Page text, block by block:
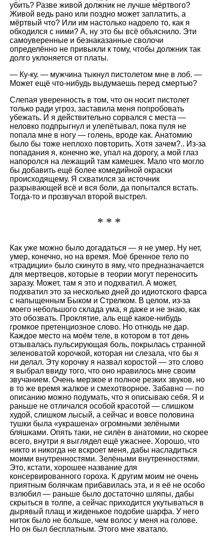
убить? Разве живой должник не лучше мёртвого?
Живой ведь рано или поздно может заплатить, а
мёртвый что? Или им настолько надоело то, как я
обходился с ними? А, ну это бы всё объяснило. Эти
самоуверенные и безнаказанные сволочи
определённо не привыкли к тому, чтобы должник так
долго уклоняется от платы.
— Ку-ку. — мужчина тыкнул пистолетом мне в лоб. —
Может ещё что-нибудь выдумаешь перед смертью?
Слепая уверенность в том, что он носит пистолет
только ради угроз, заставила меня попробовать
убежать. И я действительно сорвался с места —
неловко подпрыгнул и улепётывал, пока пуля не
попала мне в ногу — голень, вроде как. Анатомию
было бы тоже неплохо повторить. Хотя зачем?.. Из-за
попадания я, конечно же, упал на дорогу, а мой глаз
напоролся на лежащий там камешек. Мало что могло
бы добавить ещё более комедийной окраски
происходящему. Я схватился за источник
разрывающей всё и вся боли, да попытался встать.
Тогда-то и прозвучал второй выстрел.
* * *
Как уже можно было догадаться — я не умер. Ну нет,
умер, конечно, но на время. Моё бренное тело по
«традиции» было скинуто в яму, что предназначается
для мертвецов, которые в теории могут переносить
заразу. Может, там я это и подхватил. А может,
подхватил это за несколько дней до идиотского фарса
с напыщенным Быком и Стрелком. В целом, из-за
моего небольшого склада ума, я даже и не знаю, как
это обозвать. Проклятие, аль ещё какое-нибудь
громкое претенциозное слово. Но отнюдь не дар.
Каждое место на моём теле, в котором в тот день
отзывалась пульсирующая боль, покрылась странной
зеленоватой корочкой, которая ни слезала, что бы я
ни делал. Эту корочку я назвал коростой — это слово
я выбрал ввиду того, что оно нравилось мне своим
звучанием. Очень мерзкое и полное резких звуков, но
в то же время жалкое и смехотворное. Забавно — по
описанию можно подумать, что я описываю себя. Я и
раньше не отличался особой красотой — слишком
худой, слишком лысый, а сейчас и вовсе половина
тушки была «украшена» огромными зелёными
бляшками. Опять таки, не силён в анатомии, но скорее
всего, внутри я выглядел ещё ужаснее. Хорошо, что
никто и никогда не вскроет меня, дабы насладиться
моими внутренностями. Зелёными внутренностями.
Это, кстати, хорошее название для
консервированного гороха. К другим моим не очень
приятным болячкам прибавилась эта, и я её не особо
взлюбил — раньше было достаточно шляпы, дабы
скрыться в толпе, а сейчас приходится укутываться в
дырявый плащ и жиденькое подобие шарфа. У него
ниток было не больше, чем волос у меня на голове.
Но он был бесплатным. Этого мне хватало.